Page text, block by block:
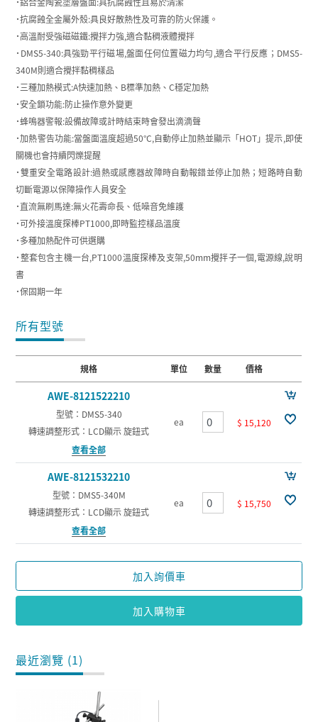
˙抗腐蝕全金屬外殼:具良好散熱性及可靠的防火保護。
˙高溫耐受強磁磁鐵:攪拌力強,適合黏稠液體攪拌
˙DMS5-340:具強勁平行磁場,盤面任何位置磁力均勻,適合平行反應；DMS5-
340M則適合攪拌黏稠樣品
˙三種加熱模式:A快速加熱、B標準加熱、C穩定加熱
˙安全鎖功能:防止操作意外變更
˙蜂鳴器警報:設備故障或計時結束時會發出滴滴聲
˙加熱警告功能:當盤面溫度超過50°C,自動停止加熱並顯示「HOT」提示,即使
關機也會持續閃爍提醒
˙雙重安全電路設計:過熱或感應器故障時自動報錯並停止加熱；短路時自動
切斷電源以保障操作人員安全
˙直流無刷馬達:無火花壽命長、低噪音免維護
˙可外接溫度探棒PT1000,即時監控樣品溫度
˙多種加熱配件可供選購
˙整套包含主機一台,PT1000溫度探棒及支架,50mm攪拌子一個,電源線,說明
書
˙保固期一年
所有型號
規格 單位 數量 價格
AWE-8121522210
型號：DMS5-340
轉速調整形式：LCD顯示 旋鈕式
查看全部
ea $ 15,120
AWE-8121532210
型號：DMS5-340M
轉速調整形式：LCD顯示 旋鈕式
查看全部
ea $ 15,750
加入詢價車
加入購物車
最近瀏覽 (1)